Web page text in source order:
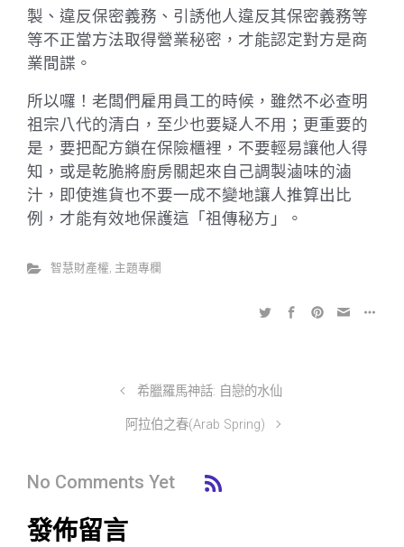
製、違反保密義務、引誘他人違反其保密義務等
等不正當方法取得營業秘密，才能認定對方是商
業間諜。
所以囉！老闆們雇用員工的時候，雖然不必查明
祖宗八代的清白，至少也要疑人不用；更重要的
是，要把配方鎖在保險櫃裡，不要輕易讓他人得
知，或是乾脆將廚房關起來自己調製滷味的滷
汁，即使進貨也不要一成不變地讓人推算出比
例，才能有效地保護這「祖傳秘方」。
智慧財產權, 主題專欄
希臘羅馬神話: 自戀的水仙
阿拉伯之春(Arab Spring)
No Comments Yet
發佈留言